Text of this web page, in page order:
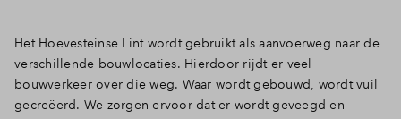
Het Hoevesteinse Lint wordt gebruikt als aanvoerweg naar de
verschillende bouwlocaties. Hierdoor rijdt er veel
bouwverkeer over die weg. Waar wordt gebouwd, wordt vuil
gecreëerd. We zorgen ervoor dat er wordt geveegd en